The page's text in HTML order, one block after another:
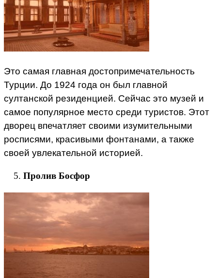
Это самая главная достопримечательность
Турции. До 1924 года он был главной
султанской резиденцией. Сейчас это музей и
самое популярное место среди туристов. Этот
дворец впечатляет своими изумительными
росписями, красивыми фонтанами, а также
своей увлекательной историей.
Пролив Босфор